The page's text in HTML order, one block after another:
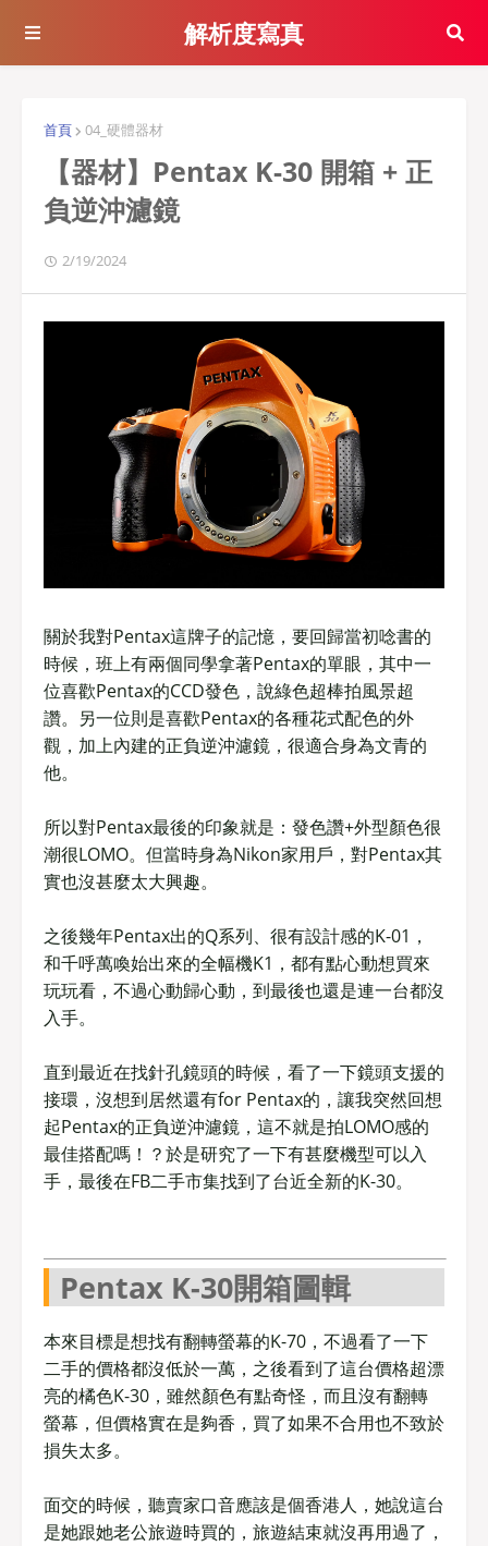
解析度寫真
首頁 04_硬體器材
【器材】Pentax K-30 開箱 + 正
負逆沖濾鏡
2/19/2024
關於我對Pentax這牌子的記憶，要回歸當初唸書的
時候，班上有兩個同學拿著Pentax的單眼，其中一
位喜歡Pentax的CCD發色，說綠色超棒拍風景超
讚。另一位則是喜歡Pentax的各種花式配色的外
觀，加上內建的正負逆沖濾鏡，很適合身為文青的
他。
所以對Pentax最後的印象就是：發色讚+外型顏色很
潮很LOMO。但當時身為Nikon家用戶，對Pentax其
實也沒甚麼太大興趣。
之後幾年Pentax出的Q系列、很有設計感的K-01，
和千呼萬喚始出來的全幅機K1，都有點心動想買來
玩玩看，不過心動歸心動，到最後也還是連一台都沒
入手。
直到最近在找針孔鏡頭的時候，看了一下鏡頭支援的
接環，沒想到居然還有for Pentax的，讓我突然回想
起Pentax的正負逆沖濾鏡，這不就是拍LOMO感的
最佳搭配嗎！？於是研究了一下有甚麼機型可以入
手，最後在FB二手市集找到了台近全新的K-30。
Pentax K-30開箱圖輯
本來目標是想找有翻轉螢幕的K-70，不過看了一下
二手的價格都沒低於一萬，之後看到了這台價格超漂
亮的橘色K-30，雖然顏色有點奇怪，而且沒有翻轉
螢幕，但價格實在是夠香，買了如果不合用也不致於
損失太多。
面交的時候，聽賣家口音應該是個香港人，她說這台
是她跟她老公旅遊時買的，旅遊結束就沒再用過了，